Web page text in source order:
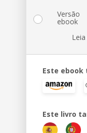
Versão
ebook
Este ebook
Este livro